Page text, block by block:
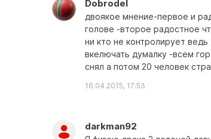
Dobrodel
двоякое мнение-первое и
голове -второе радостное
ни кто не контролирует
вкелючать думалку -всем
снял а потом 20 человек
16.04.2015, 17:53
darkman92